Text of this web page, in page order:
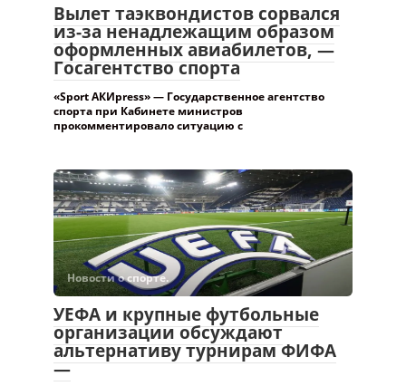
Вылет таэквондистов сорвался
из-за ненадлежащим образом
оформленных авиабилетов, —
Госагентство спорта
«Sport АКИpress» — Государственное агентство
спорта при Кабинете министров
прокомментировало ситуацию с
Новости о спорте.
УЕФА и крупные футбольные
организации обсуждают
альтернативу турнирам ФИФА
—